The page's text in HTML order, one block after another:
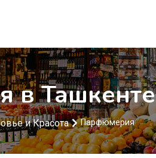
в Ташкенте
и Красота Парфюмерия